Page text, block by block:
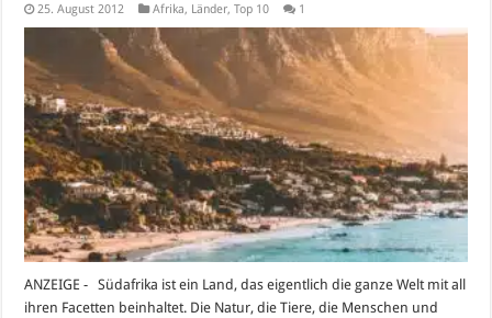
25. August 2012 Afrika, Länder,Top 10 1
ANZEIGE - Südafrika ist ein Land, das eigentlich die ganze Welt mit all
ihren Facetten beinhaltet. Die Natur, die Tiere, die Menschen und